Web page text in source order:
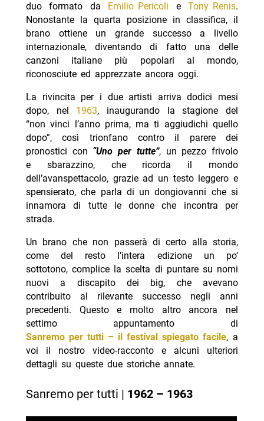
duo formato da Emilio Pericoli eTony Renis.
Nonostante la quarta posizione in classifica, il
brano ottiene un grande successo a livello
internazionale, diventando di fatto una delle
canzoni italiane più popolari al mondo,
riconosciute ed apprezzate ancora oggi.
La rivincita per i due artisti arriva dodici mesi
dopo, nel 1963, inaugurando la stagione del
“non vinci l’anno prima, ma ti aggiudichi quello
dopo”, così trionfano contro il parere dei
pronostici con “Uno per tutte”, un pezzo frivolo
e sbarazzino, che ricorda il mondo
dell’avanspettacolo, grazie ad un testo leggero e
spensierato, che parla di un dongiovanni che si
innamora di tutte le donne che incontra per
strada.
Un brano che non passerà di certo alla storia,
come del resto l’intera edizione un po’
sottotono, complice la scelta di puntare su nomi
nuovi a discapito dei big, che avevano
contribuito al rilevante successo negli anni
precedenti. Questo e molto altro ancora nel
settimo appuntamento di
Sanremo per tutti – il festival spiegato facile, a
voi il nostro video-racconto e alcuni ulteriori
dettagli su queste due storiche annate.
Sanremo per tutti | 1962 – 1963